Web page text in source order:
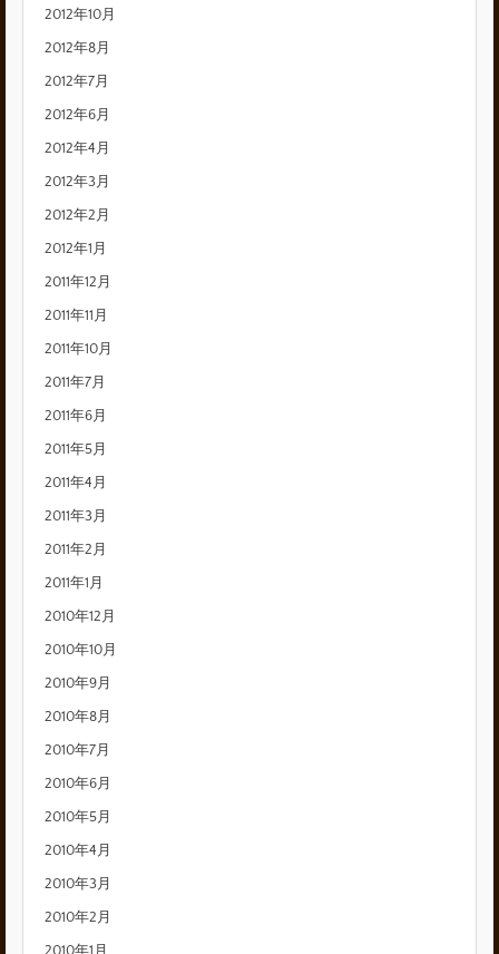
2012年10月
2012年8月
2012年7月
2012年6月
2012年4月
2012年3月
2012年2月
2012年1月
2011年12月
2011年11月
2011年10月
2011年7月
2011年6月
2011年5月
2011年4月
2011年3月
2011年2月
2011年1月
2010年12月
2010年10月
2010年9月
2010年8月
2010年7月
2010年6月
2010年5月
2010年4月
2010年3月
2010年2月
2010年1月